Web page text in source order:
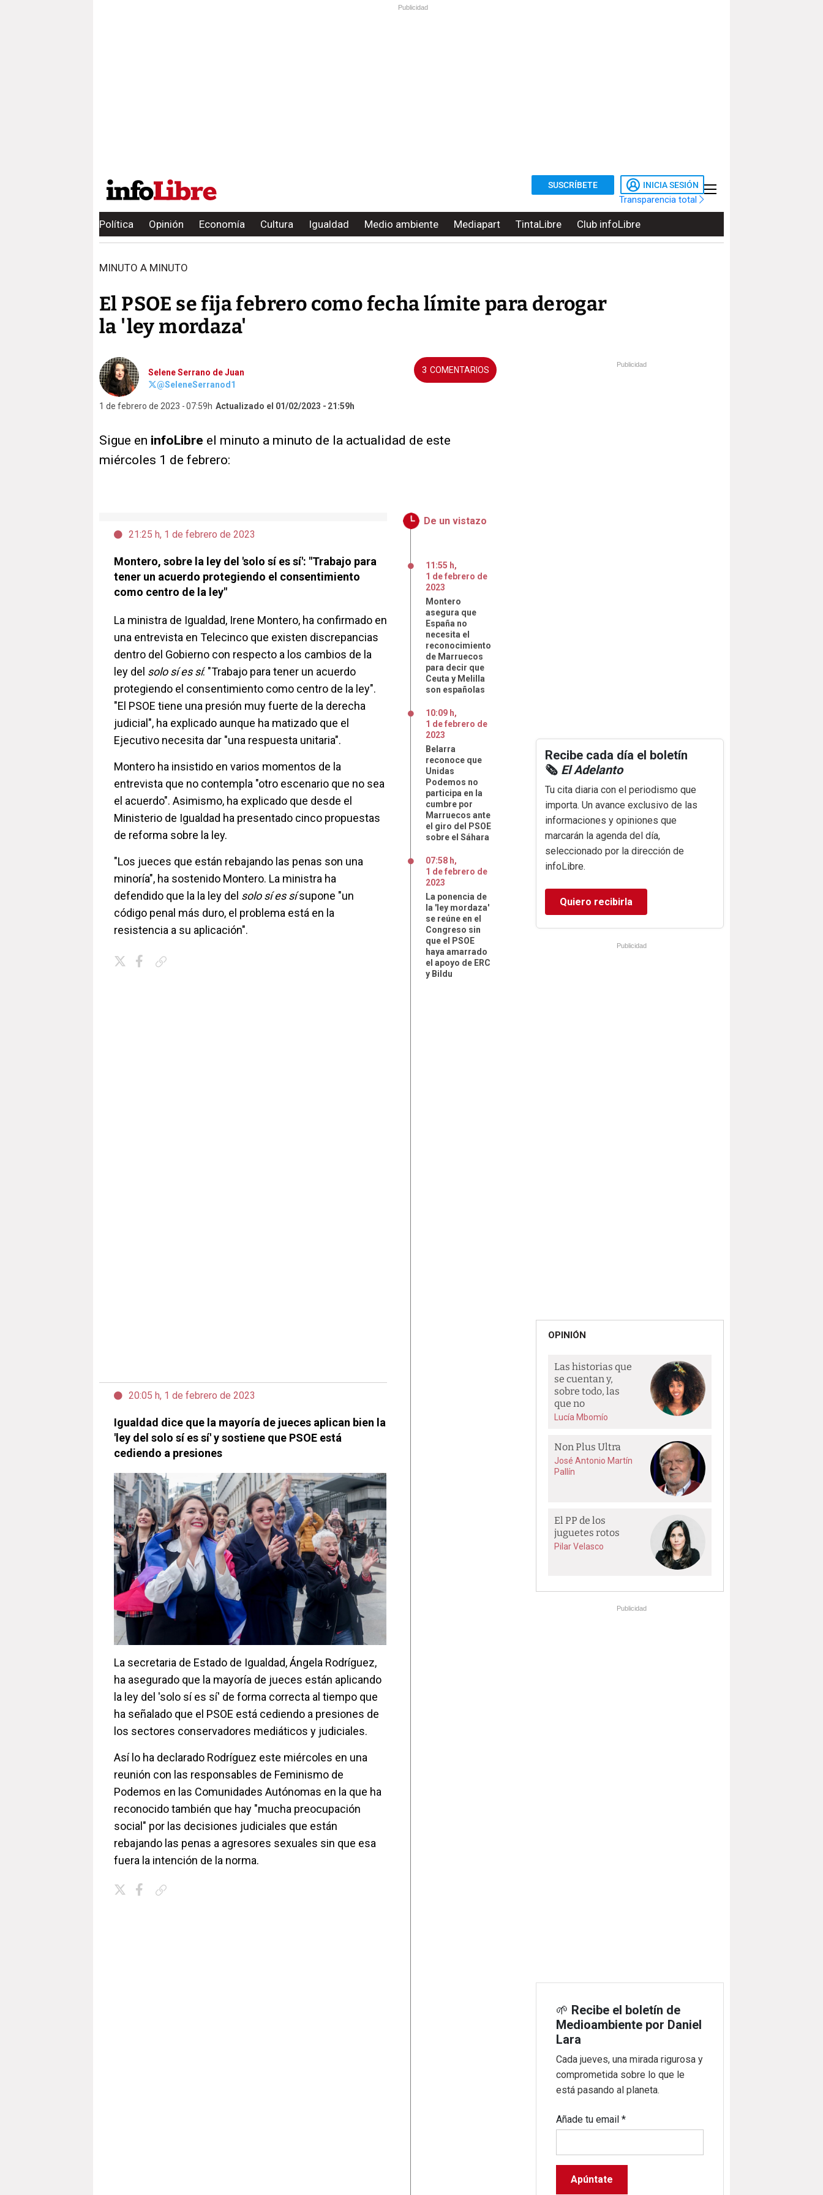
Publicidad
SUSCRÍBETE INICIA SESIÓN
Transparencia total
Política Opinión Economía Cultura Igualdad Medio ambiente Mediapart TintaLibre Club infoLibre
MINUTO A MINUTO
El PSOE se fija febrero como fecha límite para derogar
la 'ley mordaza'
Selene Serrano de Juan
@SeleneSerranod1
1 de febrero de 2023 07:59h Actualizado el 01/02/2023 21:59h
3
Sigue en infoLibre el minuto a minuto de la actualidad de este
miércoles 1 de febrero:
21:25 h, 1 de febrero de 2023
Montero, sobre la ley del 'solo sí es sí': "Trabajo para
tener un acuerdo protegiendo el consentimiento
como centro de la ley"
La ministra de Igualdad, Irene Montero, ha confirmado en
una entrevista en Telecinco que existen discrepancias
dentro del Gobierno con respecto a los cambios de la
ley del solo sí es sí: "Trabajo para tener un acuerdo
protegiendo el consentimiento como centro de la ley".
"El PSOE tiene una presión muy fuerte de la derecha
judicial", ha explicado aunque ha matizado que el
Ejecutivo necesita dar "una respuesta unitaria".
Montero ha insistido en varios momentos de la
entrevista que no contempla "otro escenario que no sea
el acuerdo". Asimismo, ha explicado que desde el
Ministerio de Igualdad ha presentado cinco propuestas
de reforma sobre la ley.
"Los jueces que están rebajando las penas son una
minoría", ha sostenido Montero. La ministra ha
defendido que la la ley del solo sí es sísupone "un
código penal más duro, el problema está en la
resistencia a su aplicación".
20:05 h, 1 de febrero de 2023
Igualdad dice que la mayoría de jueces aplican bien la
'ley del solo sí es sí' y sostiene que PSOE está
cediendo a presiones
La secretaria de Estado de Igualdad, Ángela Rodríguez,
ha asegurado que la mayoría de jueces están aplicando
la ley del 'solo sí es sí' de forma correcta al tiempo que
ha señalado que el PSOE está cediendo a presiones de
los sectores conservadores mediáticos y judiciales.
Así lo ha declarado Rodríguez este miércoles en una
reunión con las responsables de Feminismo de
Podemos en las Comunidades Autónomas en la que ha
reconocido también que hay "mucha preocupación
social" por las decisiones judiciales que están
rebajando las penas a agresores sexuales sin que esa
fuera la intención de la norma.
De un vistazo
11:55 h,
1 defebrero de
2023
Montero
asegura que
España no
necesita el
reconocimiento
de Marruecos
para decir que
Ceuta y Melilla
son españolas
10:09 h,
1 defebrero de
2023
Belarra
reconoce que
Unidas
Podemos no
participa en la
cumbre por
Marruecos ante
el giro del PSOE
sobre el Sáhara
07:58 h,
1 defebrero de
2023
La ponencia de
la 'ley mordaza'
se reúne en el
Congreso sin
que el PSOE
haya amarrado
el apoyo de ERC
y Bildu
Publicidad
Recibe cada día el boletín
🗞️ El Adelanto
Tu cita diaria con el periodismo que
importa. Un avance exclusivo de las
informaciones y opiniones que
marcarán la agenda del día,
seleccionado por la dirección de
infoLibre.
Quiero recibirla
Publicidad
OPINIÓN
Las historias que
se cuentan y,
sobre todo, las
que no
Lucía Mbomío
Non Plus Ultra
José Antonio Martín
Pallín
El PP de los
juguetes rotos
Pilar Velasco
Publicidad
🌱 Recibe el boletín de
Medioambiente por Daniel
Lara
Cada jueves, una mirada rigurosa y
comprometida sobre lo que le
está pasando al planeta.
Añade tu email*